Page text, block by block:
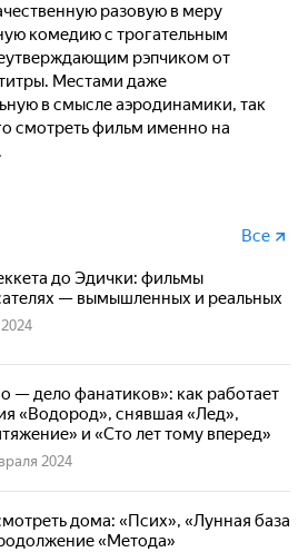
разовую в меру
комедию с трогательным
рэпчиком от
Местами даже
в смысле аэродинамики, так
смотреть фильм именно на
Все
до Эдички: фильмы
— вымышленных и реальных
— дело фанатиков»: как работает
«Водород», снявшая «Лед»,
и «Сто лет тому вперед»
2024
дома: «Псих», «Лунная база
«Метода»